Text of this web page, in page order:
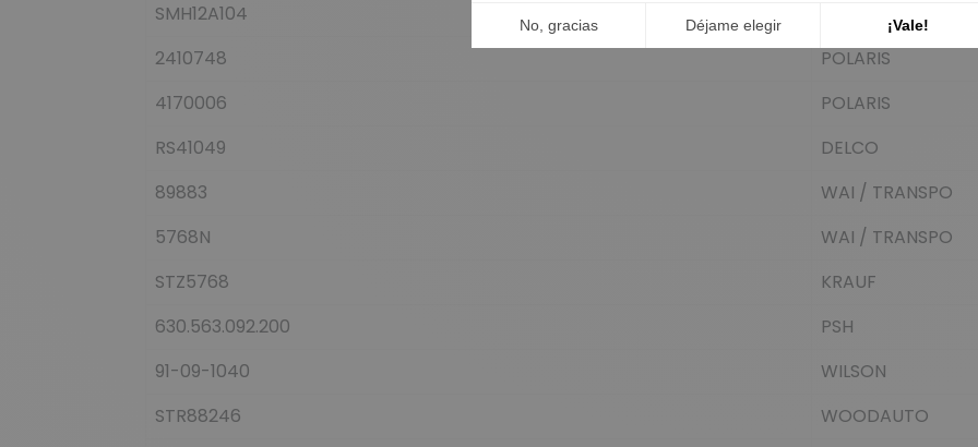
SMH12A104
JOHNSON ELECTRIC
2410748
POLARIS
4170006
POLARIS
RS41049
DELCO
89883
WAI / TRANSPO
5768N
WAI / TRANSPO
STZ5768
KRAUF
630.563.092.200
PSH
91-09-1040
WILSON
STR88246
WOODAUTO